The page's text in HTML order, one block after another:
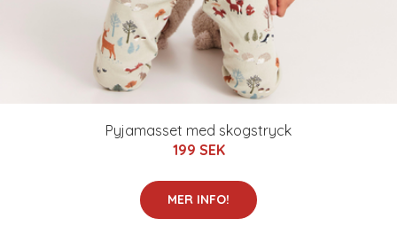
Pyjamasset med skogstryck
199 SEK
MER INFO!